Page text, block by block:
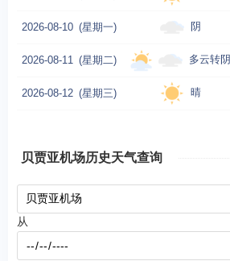
2026-08-10 (星期一) 阴
2026-08-11 (星期二) 多云转阴
2026-08-12 (星期三) 晴
贝贾亚机场历史天气查询
从